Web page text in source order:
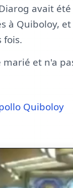
avait
à Quiboloy,
fois.
et n'a
Quiboloy